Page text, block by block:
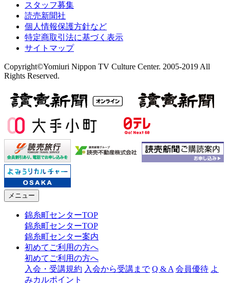
スタッフ募集
読売新聞社
個人情報保護方針など
特定商取引法に基づく表示
サイトマップ
Copyright©Yomiuri Nippon TV Culture Center. 2005-2019 All
Rights Reserved.
メニュー
錦糸町センターTOP
錦糸町センターTOP
錦糸町センター案内
初めてご利用の方へ
初めてご利用の方へ
入会・受講規約 入会から受講まで Q & A 会員優待 よ
みカルポイント